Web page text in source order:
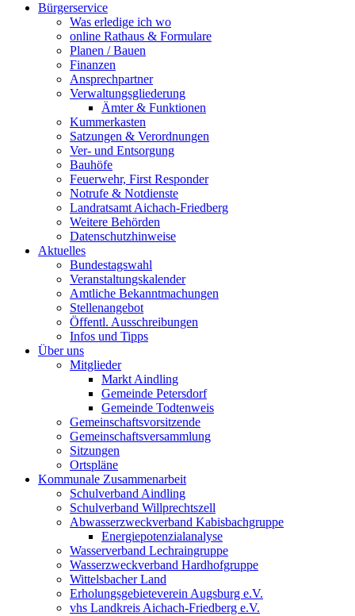
Bürgerservice
Was erledige ich wo
online Rathaus & Formulare
Planen / Bauen
Finanzen
Ansprechpartner
Verwaltungsgliederung
Ämter & Funktionen
Kummerkasten
Satzungen & Verordnungen
Ver- und Entsorgung
Bauhöfe
Feuerwehr, First Responder
Notrufe & Notdienste
Landratsamt Aichach-Friedberg
Weitere Behörden
Datenschutzhinweise
Aktuelles
Bundestagswahl
Veranstaltungskalender
Amtliche Bekanntmachungen
Stellenangebot
Öffentl. Ausschreibungen
Infos und Tipps
Über uns
Mitglieder
Markt Aindling
Gemeinde Petersdorf
Gemeinde Todtenweis
Gemeinschaftsvorsitzende
Gemeinschaftsversammlung
Sitzungen
Ortspläne
Kommunale Zusammenarbeit
Schulverband Aindling
Schulverband Willprechtszell
Abwasserzweckverband Kabisbachgruppe
Energiepotenzialanalyse
Wasserverband Lechraingruppe
Wasserzweckverband Hardhofgruppe
Wittelsbacher Land
Erholungsgebieteverein Augsburg e.V.
vhs Landkreis Aichach-Friedberg e.V.